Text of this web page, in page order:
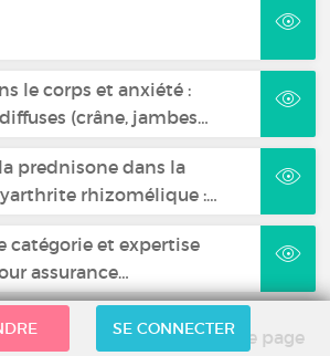
le corps et anxiété :
(crâne, jambes…
prednisone dans la
rhizomélique :…
catégorie et expertise
assurance…
Haut de page
SE CONNECTER